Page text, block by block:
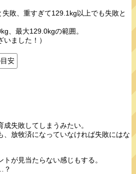
敗、重すぎて129.1kg以上でも失敗と
、最大129.0kgの範囲。
いました！）
安
失敗してしまうみたい。
、放牧済になっていなければ失敗にはな
が見当たらない感じもする。
？